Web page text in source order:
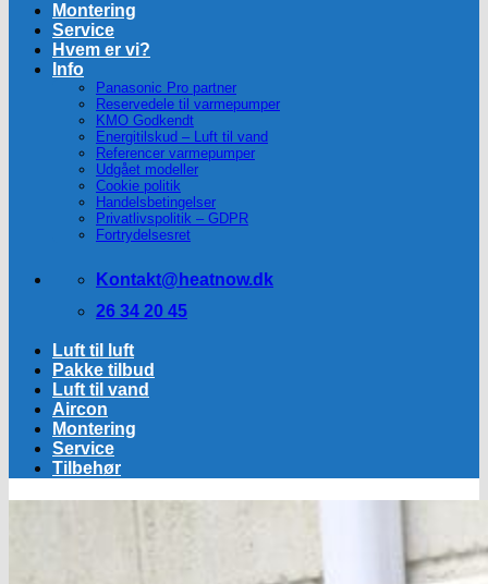
Montering
Service
Hvem er vi?
Info
Panasonic Pro partner
Reservedele til varmepumper
KMO Godkendt
Energitilskud – Luft til vand
Referencer varmepumper
Udgået modeller
Cookie politik
Handelsbetingelser
Privatlivspolitik – GDPR
Fortrydelsesret
Kontakt@heatnow.dk
26 34 20 45
Luft til luft
Pakke tilbud
Luft til vand
Aircon
Montering
Service
Tilbehør